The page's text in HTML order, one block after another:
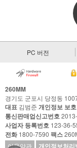
PC 버전
260MM
경기도 군포시 당정동
대표 김범준 개인정보 보
통신판매업신고번호
사업자 등록번호 123-36-
전화1800-7590 팩스
이용약관
개인정보처리